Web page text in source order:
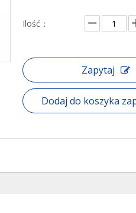
Ilość：
Zapytaj
Dodaj do koszyka